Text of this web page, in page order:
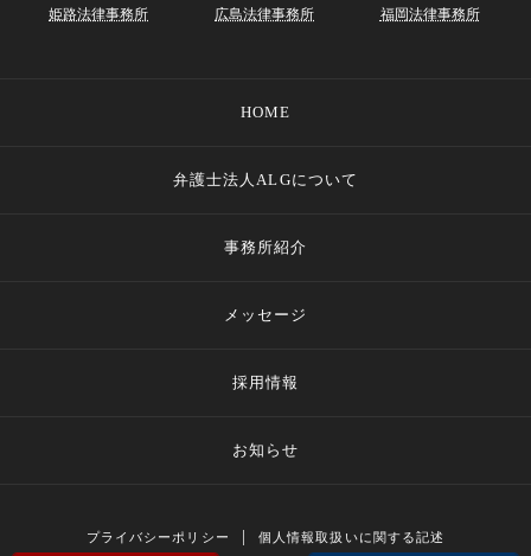
姫路法律事務所 広島法律事務所 福岡法律事務所
HOME
弁護士法人ALGについて
事務所紹介
メッセージ
採用情報
お知らせ
プライバシーポリシー 個人情報取扱いに関する記述